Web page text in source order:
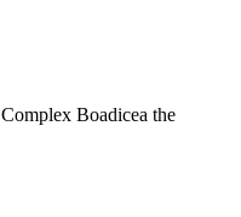
Complex Boadicea the